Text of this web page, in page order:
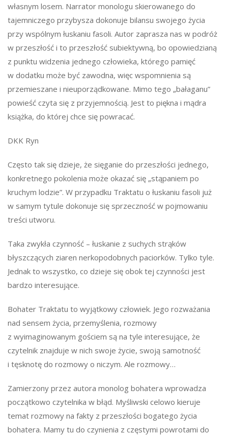
własnym losem. Narrator monologu skierowanego do
tajemniczego przybysza dokonuje bilansu swojego życia
przy wspólnym łuskaniu fasoli. Autor zaprasza nas w podróż
w przeszłość i to przeszłość subiektywną, bo opowiedzianą
z punktu widzenia jednego człowieka, którego pamięć
w dodatku może być zawodna, więc wspomnienia są
przemieszane i nieuporządkowane. Mimo tego „bałaganu”
powieść czyta się z przyjemnością. Jest to piękna i mądra
książka, do której chce się powracać.
DKK Ryn
Często tak się dzieje, że sięganie do przeszłości jednego,
konkretnego pokolenia może okazać się „stąpaniem po
kruchym lodzie”. W przypadku Traktatu o łuskaniu fasoli już
w samym tytule dokonuje się sprzeczność w pojmowaniu
treści utworu.
Taka zwykła czynność – łuskanie z suchych strąków
błyszczących ziaren nerkopodobnych paciorków. Tylko tyle.
Jednak to wszystko, co dzieje się obok tej czynności jest
bardzo interesujące.
Bohater Traktatu to wyjątkowy człowiek. Jego rozważania
nad sensem życia, przemyślenia, rozmowy
z wyimaginowanym gościem są na tyle interesujące, że
czytelnik znajduje w nich swoje życie, swoją samotność
i tęsknotę do rozmowy o niczym. Ale rozmowy…
Zamierzony przez autora monolog bohatera wprowadza
początkowo czytelnika w błąd. Myśliwski celowo kieruje
temat rozmowy na fakty z przeszłości bogatego życia
bohatera. Mamy tu do czynienia z częstymi powrotami do